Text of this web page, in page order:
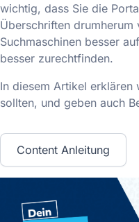
wichtig, dass Sie die
Überschriften
Suchmaschinen besser
besser zurechtfinden.
In diesem Artikel erklären
sollten, und geben auch
Content Anleitung